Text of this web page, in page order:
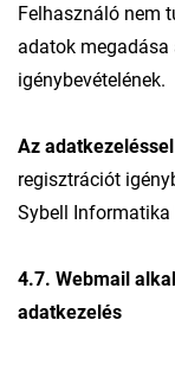
Felhasználó nem
adatok
igénybevételének.
Az
regisztrációt
Sybell Informatika
4.7. Webmail
adatkezelés